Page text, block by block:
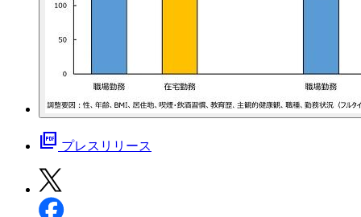
picture_as_pdf プレスリリース